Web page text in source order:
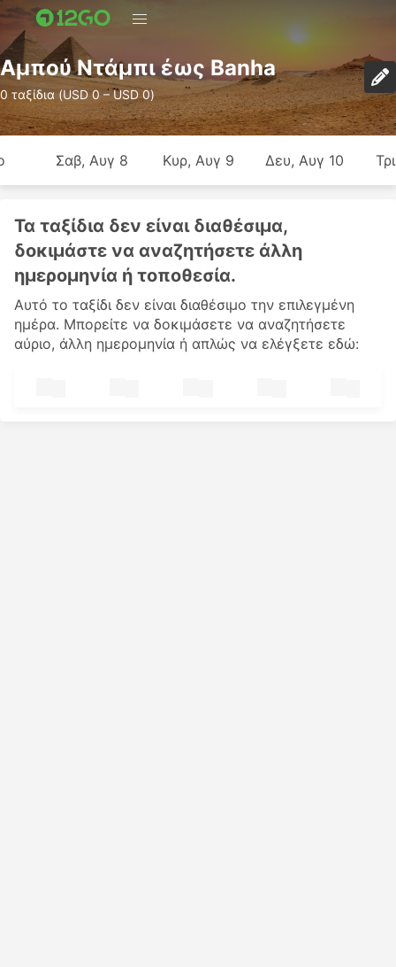
Αμπού Ντάμπι έως Banha
0 ταξίδια (USD 0 – USD 0)
Σαβ, Αυγ 8 Κυρ, Αυγ 9 Δευ, Αυγ 10
Τα ταξίδια δεν είναι διαθέσιμα,
δοκιμάστε να αναζητήσετε άλλη
ημερομηνία ή τοποθεσία.
Αυτό το ταξίδι δεν είναι διαθέσιμο την επιλεγμένη
ημέρα. Μπορείτε να δοκιμάσετε να αναζητήσετε
αύριο, άλλη ημερομηνία ή απλώς να ελέγξετε εδώ: